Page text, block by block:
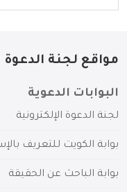
مواقع لجنة الدعوة
البوابات الدعوية
لجنة الدعوة الإلكترونية
بوابة الكويت للتعريف
بوابة الباحث عن الحقيقة